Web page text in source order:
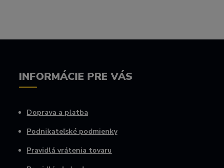
INFORMÁCIE PRE VÁS
Doprava a platba
Podnikateľské podmienky
Pravidlá vrátenia tovaru